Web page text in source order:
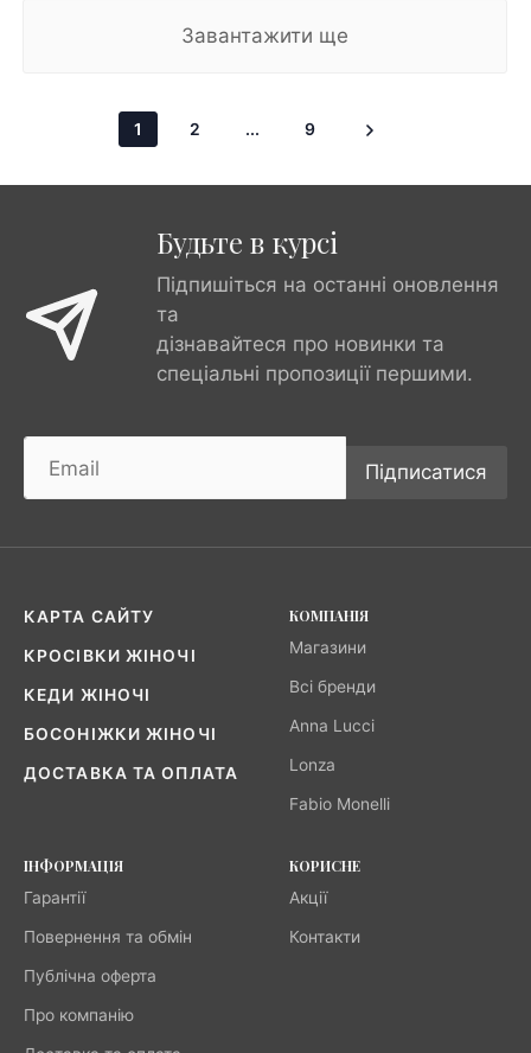
Завантажити ще
1 2 ... 9
Будьте в курсі
Підпишіться на останні оновлення
та
дізнавайтеся про новинки та
спеціальні пропозиції першими.
Підписатися
КАРТА САЙТУ
КРОСІВКИ ЖІНОЧІ
КЕДИ ЖІНОЧІ
БОСОНІЖКИ ЖІНОЧІ
ДОСТАВКА ТА ОПЛАТА
КОМПАНІЯ
Магазини
Всі бренди
Anna Lucci
Lonza
Fabio Monelli
ІНФОРМАЦІЯ
Гарантії
Повернення та обмін
Публічна оферта
Про компанію
КОРИСНЕ
Акції
Контакти